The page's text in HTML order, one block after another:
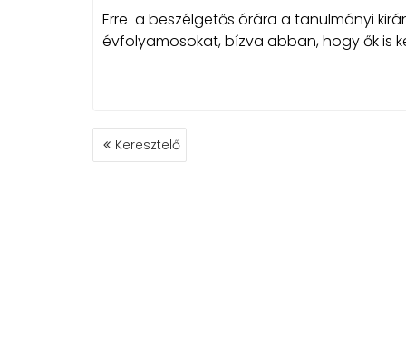
Erre a beszélgetős órára a tanulmányi
évfolyamosokat, bízva abban, hogy ők is
BEJEGYZÉS
NAVIGÁCIÓ
Keresztelő